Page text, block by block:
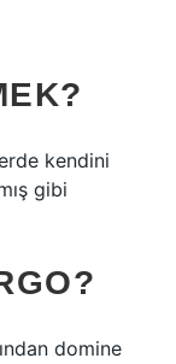
kendini
gibi
domine